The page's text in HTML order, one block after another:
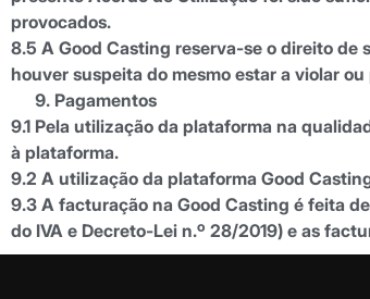
provocados.
8.5 A Good Casting reserva-se o direito
houver suspeita do mesmo estar a violar
Pagamentos
9.1 Pela utilização da plataforma na
à plataforma.
9.2 A utilização da plataforma Good
9.3 A facturação na Good Casting é feita
do IVA e Decreto-Lei n.º 28/2019) e as